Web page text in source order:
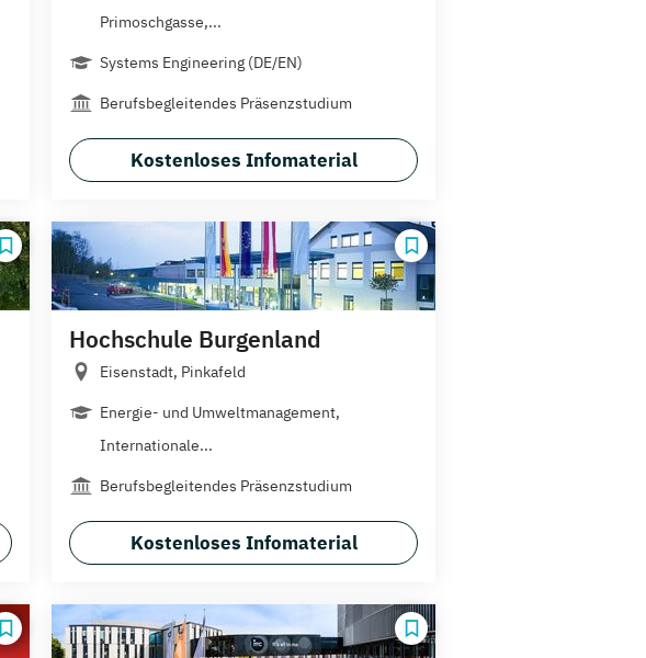
Primoschgasse,...
Systems Engineering (DE/EN)
Berufsbegleitendes Präsenzstudium
Kostenloses Infomaterial
Hochschule Burgenland
Eisenstadt, Pinkafeld
Energie- und Umweltmanagement,
Internationale...
Berufsbegleitendes Präsenzstudium
Kostenloses Infomaterial